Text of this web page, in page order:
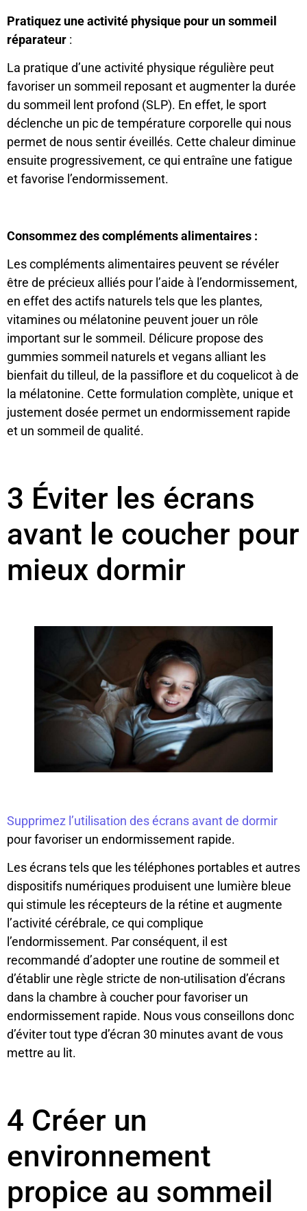
Pratiquez une activité physique pour un sommeil
réparateur :
La pratique d’une activité physique régulière peut
favoriser un sommeil reposant et augmenter la durée
du sommeil lent profond (SLP). En effet, le sport
déclenche un pic de température corporelle qui nous
permet de nous sentir éveillés. Cette chaleur diminue
ensuite progressivement, ce qui entraîne une fatigue
et favorise l’endormissement.
Consommez des compléments alimentaires :
Les compléments alimentaires peuvent se révéler
être de précieux alliés pour l’aide à l’endormissement,
en effet des actifs naturels tels que les plantes,
vitamines ou mélatonine peuvent jouer un rôle
important sur le sommeil. Délicure propose des
gummies sommeil naturels et vegans alliant les
bienfait du tilleul, de la passiflore et du coquelicot à de
la mélatonine. Cette formulation complète, unique et
justement dosée permet un endormissement rapide
et un sommeil de qualité.
3 Éviter les écrans
avant le coucher pour
mieux dormir
Supprimez l’utilisation des écrans avant de dormir
pour favoriser un endormissement rapide.
Les écrans tels que les téléphones portables et autres
dispositifs numériques produisent une lumière bleue
qui stimule les récepteurs de la rétine et augmente
l’activité cérébrale, ce qui complique
l’endormissement. Par conséquent, il est
recommandé d’adopter une routine de sommeil et
d’établir une règle stricte de non-utilisation d’écrans
dans la chambre à coucher pour favoriser un
endormissement rapide. Nous vous conseillons donc
d’éviter tout type d’écran 30 minutes avant de vous
mettre au lit.
4 Créer un
environnement
propice au sommeil